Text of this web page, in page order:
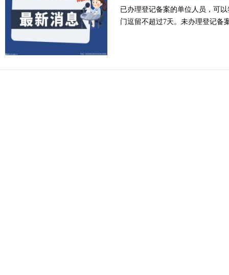
已办理登记备案的单位人员，可
门逗留不超过7天。未办理登记备